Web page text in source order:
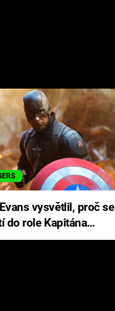
vysvětlil, proč se
do role Kapitána